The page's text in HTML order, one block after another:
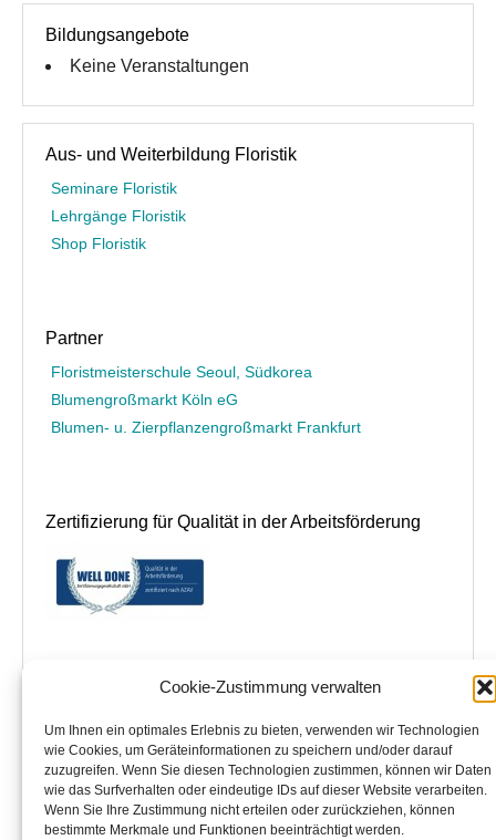
Cookie-Zustimmung verwalten
Um Ihnen ein optimales Erlebnis zu bieten, verwenden wir Technologien
wie Cookies, um Geräteinformationen zu speichern und/oder darauf
zuzugreifen. Wenn Sie diesen Technologien zustimmen, können wir Daten
wie das Surfverhalten oder eindeutige IDs auf dieser Website verarbeiten.
Wenn Sie Ihre Zustimmung nicht erteilen oder zurückziehen, können
bestimmte Merkmale und Funktionen beeinträchtigt werden.
Bildungsangebote
Keine Veranstaltungen
Aus- und Weiterbildung Floristik
Seminare Floristik
Lehrgänge Floristik
Shop Floristik
Partner
Floristmeisterschule Seoul, Südkorea
Blumengroßmarkt Köln eG
Blumen- u. Zierpflanzengroßmarkt Frankfurt
Zertifizierung für Qualität in der Arbeitsförderung
Grünberger Bildungszentrum Floristik
– GBF – Bildungszentrum Floristik GmbH
im Seminarhotel Jakobsberg in 35305 Grünberg
Büroadresse:
Niedwiesenstraße 133
60431 Frankfurt am Main
Tel. 0171-2440020 Fax 069-90015978